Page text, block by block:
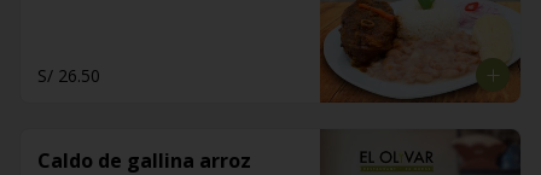
S/ 26.50
Caldo de gallina arroz